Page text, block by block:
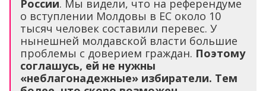
России. Мы видели, что на референдуме
о вступлении Молдовы в ЕС около 10
тысяч человек составили перевес. У
нынешней молдавской власти большие
проблемы с доверием граждан. Поэтому
соглашусь, ей не нужны
«неблагонадежные» избиратели. Тем